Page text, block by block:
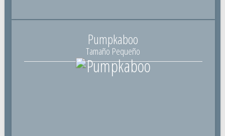
Pumpkaboo
Tamaño Pequeño